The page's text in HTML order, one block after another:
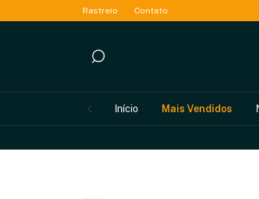
Rastreio Contato
Início Mais Vendidos